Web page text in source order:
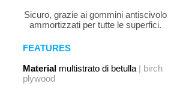
Sicuro, grazie ai gommini antiscivolo
ammortizzati per tutte le superfici.
FEATURES
Material multistrato di betulla | birch
plywood